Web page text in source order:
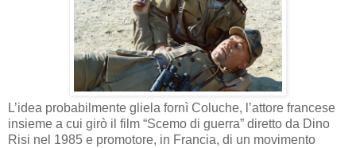
L’idea probabilmente gliela fornì Coluche, l’attore francese
insieme a cui girò il film “Scemo di guerra” diretto da Dino
Risi nel 1985 e promotore, in Francia, di un movimento